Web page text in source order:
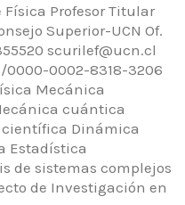
Profesor Titular
Superior-UCN Of.
scurilef@ucn.cl
0000-0002-8318-3206
Mecánica
cuántica
Dinámica
Estadística
de sistemas complejos
de Investigación en